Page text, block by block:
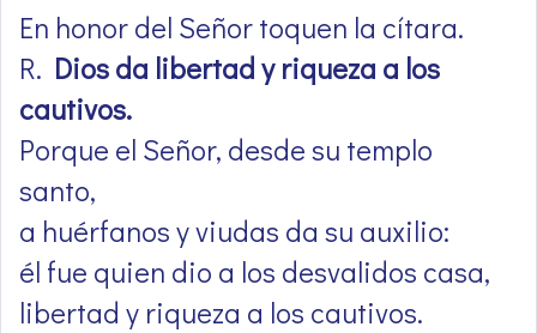
En honor del Señor toquen la cítara.
R. Dios da libertad y riqueza a los
cautivos.
Porque el Señor, desde su templo
santo,
a huérfanos y viudas da su auxilio:
él fue quien dio a los desvalidos casa,
libertad y riqueza a los cautivos.